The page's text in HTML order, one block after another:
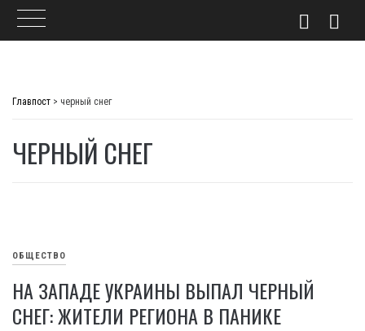
Главпост > черный снег
ЧЕРНЫЙ СНЕГ
ОБЩЕСТВО
НА ЗАПАДЕ УКРАИНЫ ВЫПАЛ ЧЕРНЫЙ
СНЕГ: ЖИТЕЛИ РЕГИОНА В ПАНИКЕ